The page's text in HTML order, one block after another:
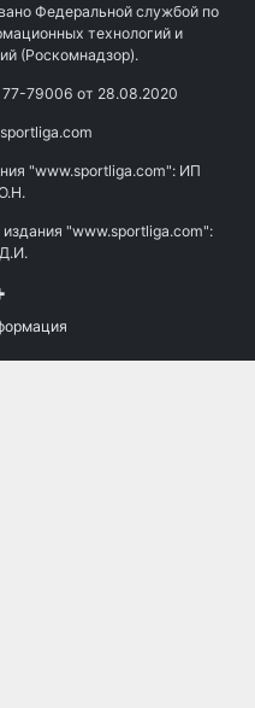
Федеральной службой по
технологий и
(Роскомнадзор).
79006 от 28.08.2020
"www.sportliga.com": ИП
"www.sportliga.com":